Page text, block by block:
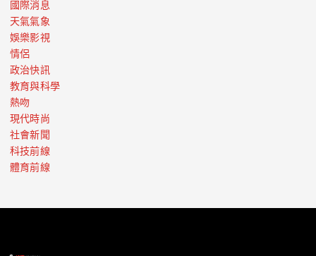
國際消息
天氣氣象
娛樂影視
情侶
政治快訊
教育與科學
熱吻
現代時尚
社會新聞
科技前線
體育前線